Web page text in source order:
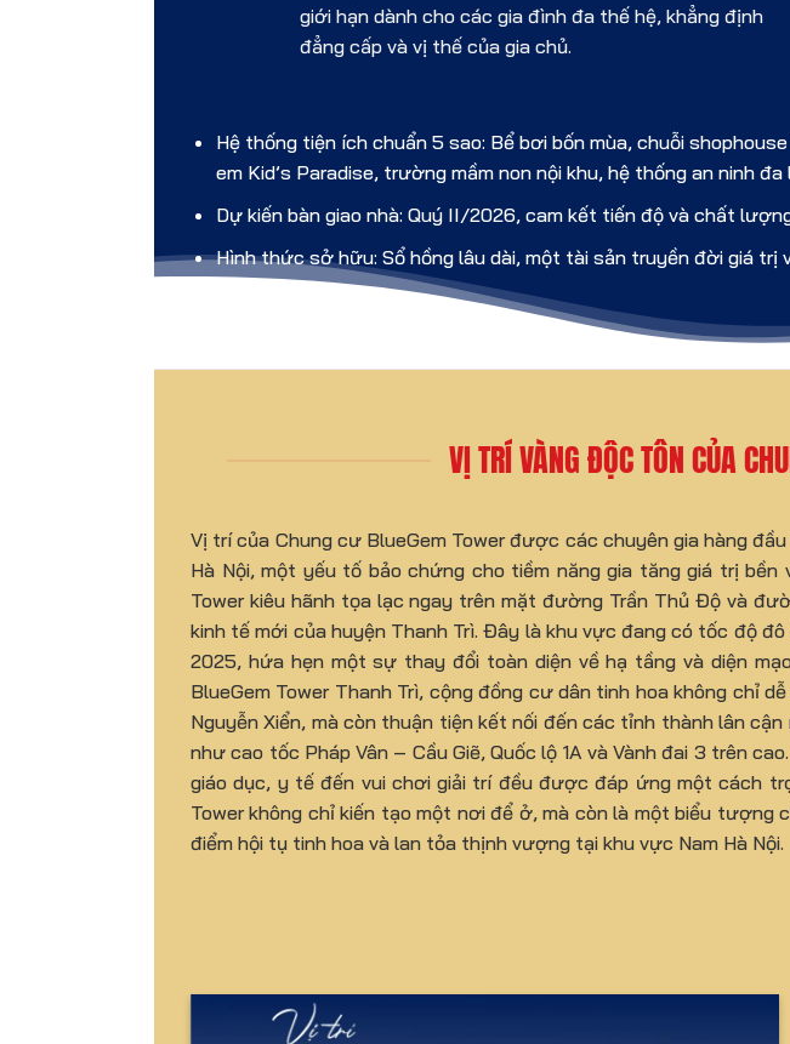
giới hạn dành cho các gia đình đa thế hệ, khẳng định
đẳng cấp và vị thế của gia chủ.
Hệ thống tiện ích chuẩn 5 sao: Bể bơi bốn mùa, chuỗi
em Kid’s Paradise, trường mầm non nội khu, hệ thống an ninh
Dự kiến bàn giao nhà: Quý II/2026, cam kết tiến độ và chất
Hình thức sở hữu: Sổ hồng lâu dài, một tài sản truyền đời giá
VỊ TRÍ VÀNG ĐỘC TÔN CỦA
Vị trí của Chung cư BlueGem Tower được các chuyên gia hàng
Hà Nội, một yếu tố bảo chứng cho tiềm năng gia tăng giá trị
Tower kiêu hãnh tọa lạc ngay trên mặt đường Trần Thủ Độ và
kinh tế mới của huyện Thanh Trì. Đây là khu vực đang có tốc độ
2025, hứa hẹn một sự thay đổi toàn diện về hạ tầng và diện
BlueGem Tower Thanh Trì, cộng đồng cư dân tinh hoa không chỉ
Nguyễn Xiển, mà còn thuận tiện kết nối đến các tỉnh thành lân
như cao tốc Pháp Vân – Cầu Giẽ, Quốc lộ 1A và Vành đai 3 trên
giáo dục, y tế đến vui chơi giải trí đều được đáp ứng một cách
Tower không chỉ kiến tạo một nơi để ở, mà còn là một biểu tượng
điểm hội tụ tinh hoa và lan tỏa thịnh vượng tại khu vực Nam Hà Nội.